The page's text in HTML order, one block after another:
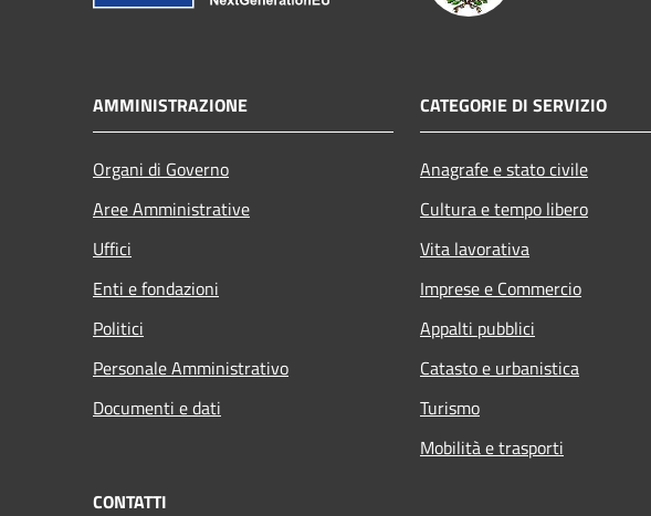
AMMINISTRAZIONE
Organi di Governo
Aree Amministrative
Uffici
Enti e fondazioni
Politici
Personale Amministrativo
Documenti e dati
CATEGORIE DI SERVIZIO
Anagrafe e stato civile
Cultura e tempo libero
Vita lavorativa
Imprese e Commercio
Appalti pubblici
Catasto e urbanistica
Turismo
Mobilità e trasporti
CONTATTI